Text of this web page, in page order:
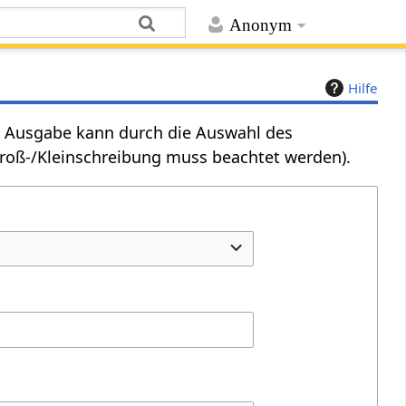
Anonym
Hilfe
kann durch die Auswahl des
Kleinschreibung muss beachtet werden).